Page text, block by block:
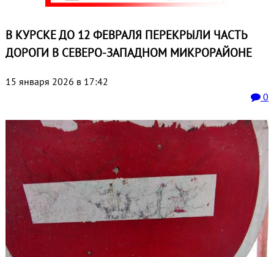
В КУРСКЕ ДО 12 ФЕВРАЛЯ ПЕРЕКРЫЛИ ЧАСТЬ
ДОРОГИ В СЕВЕРО-ЗАПАДНОМ МИКРОРАЙОНЕ
15 января 2026 в 17:42
0